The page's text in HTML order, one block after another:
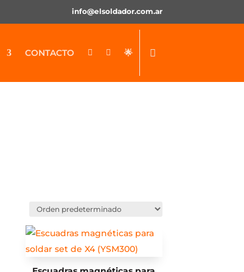
info@elsoldador.com.ar
CONTACTO   🌟